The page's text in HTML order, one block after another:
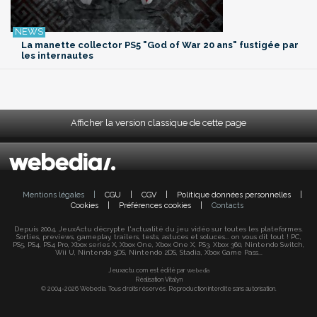
La manette collector PS5 "God of War 20 ans" fustigée par
les internautes
Afficher la version classique de cette page
Mentions légales CGU CGV Politique données personnelles
Cookies
Préférences cookies Contacts
Depuis 2004, JeuxActu décrypte l'actualité du jeu vidéo sur toutes les plateformes.
Sorties, previews, gameplay, trailers, tests, astuces et soluces... on vous dit tout ! PC,
PS5, PS4, PS4 Pro, Xbox series X, Xbox One, Xbox One X, PS3, Xbox 360, Nintendo Switch,
Wii U, Nintendo 3DS, Nintendo 2DS, Stadia, Xbox Game Pass...
Jeuxactu.com est édité par Webedia
Réalisation Vitalyn
© 2004-2026 Webedia. Tous droits réservés. Reproduction interdite sans autorisation.